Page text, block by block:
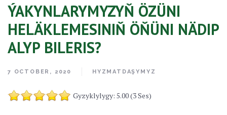
ÝAKYNLARYMYZYŇ ÖZÜNI
HELÄKLEMESINIŇ ÖŇÜNI NÄDIP
ALYP BILERIS?
7 OCTOBER, 2020 HYZMATDAŞYMYZ
Gyzyklylygy: 5.00 (3 Ses)